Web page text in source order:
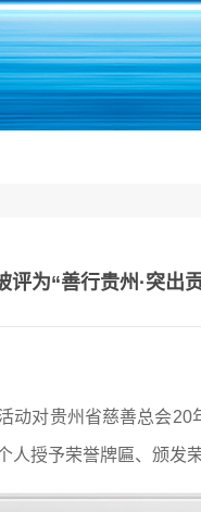
评为“善行贵州·突出
动对贵州省慈善总会20
授予荣誉牌匾、颁发荣